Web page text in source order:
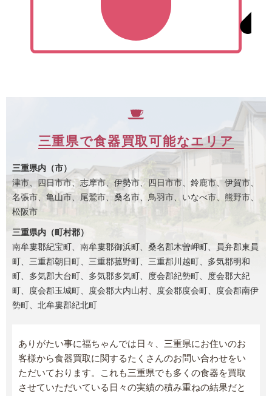
三重県で食器買取可能なエリア
三重県内（市）
津市、四日市市、志摩市、伊勢市、四日市市、鈴鹿市、伊賀市、
名張市、亀山市、尾鷲市、桑名市、鳥羽市、いなべ市、熊野市、
松阪市
三重県内（町村郡）
南牟婁郡紀宝町、南牟婁郡御浜町、桑名郡木曽岬町、員弁郡東員
町、三重郡朝日町、三重郡菰野町、三重郡川越町、多気郡明和
町、多気郡大台町、多気郡多気町、度会郡紀勢町、度会郡大紀
町、度会郡玉城町、度会郡大内山村、度会郡度会町、度会郡南伊
勢町、北牟婁郡紀北町
ありがたい事に福ちゃんでは日々、三重県にお住いのお
客様から食器買取に関するたくさんのお問い合わせをい
ただいております。これも三重県でも多くの食器を買取
させていただいている日々の実績の積み重ねの結果だと